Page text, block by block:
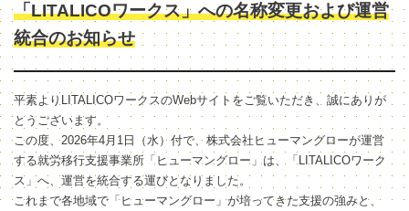
「LITALICOワークス」への名称変更および運営
統合のお知らせ
平素よりLITALICOワークスのWebサイトをご覧いただき、誠にありが
とうございます。
この度、2026年4月1日（水）付で、株式会社ヒューマングローが運営
する就労移行支援事業所「ヒューマングロー」は、「LITALICOワーク
ス」へ、運営を統合する運びとなりました。
これまで各地域で「ヒューマングロー」が培ってきた支援の強みと、